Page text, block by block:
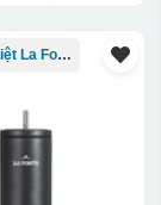
Bình giữ nhiệt La Fonte